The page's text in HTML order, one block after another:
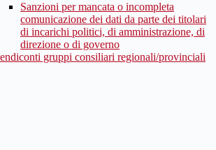
Sanzioni per mancata o incompleta
comunicazione dei dati da parte dei titolari
di incarichi politici, di amministrazione, di
direzione o di governo
gruppi consiliari regionali/provinciali